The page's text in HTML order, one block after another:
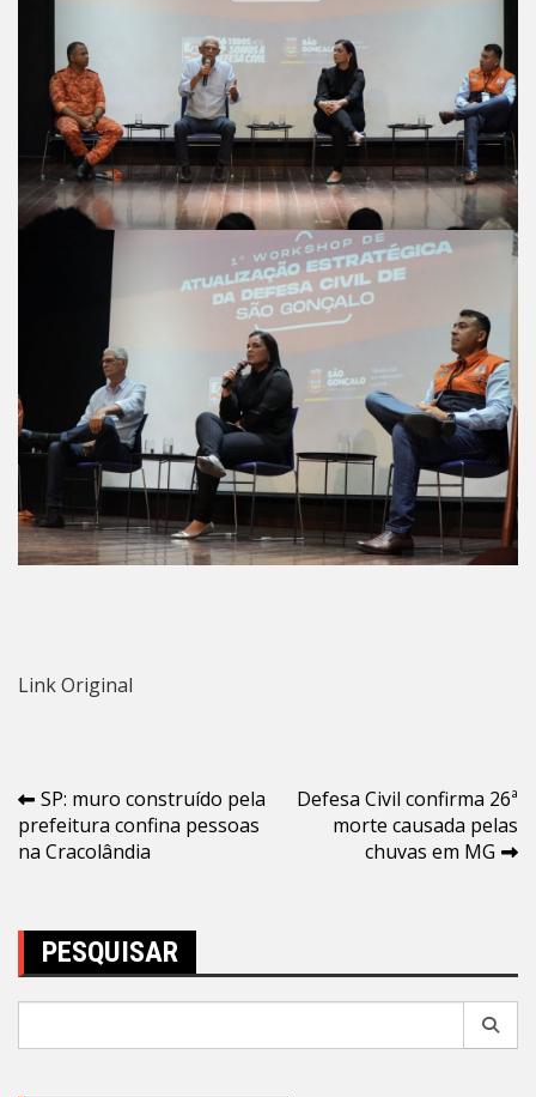
Link Original
Navegação
de
SP: muro construído pela
prefeitura confina pessoas
na Cracolândia
Defesa Civil confirma 26ª
morte causada pelas
chuvas em MG
PESQUISAR